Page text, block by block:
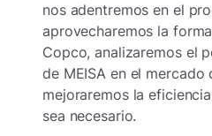
nos adentremos en el
aprovecharemos la
Copco, analizaremos el
de MEISA en el mercado
mejoraremos la
sea necesario.